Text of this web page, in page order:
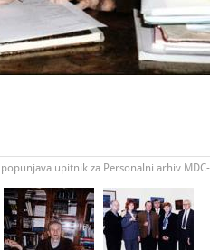
upitnik za Personalni arhiv